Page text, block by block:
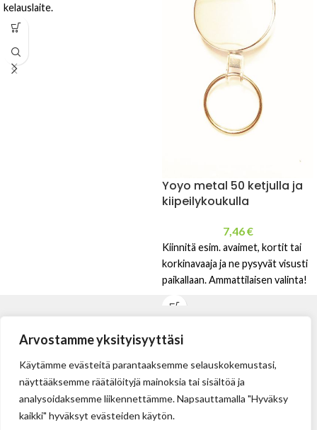
Arvostamme yksityisyyttäsi
Käytämme evästeitä parantaaksemme selauskokemustasi,
näyttääksemme räätälöityjä mainoksia tai sisältöä ja
analysoidaksemme liikennettämme. Napsauttamalla "Hyväksy
kaikki" hyväksyt evästeiden käytön.
kelauslaite.
Yoyo metal 50 ketjulla ja
kiipeilykoukulla
7,46€
Kiinnitä esim. avaimet, kortit tai
korkinavaaja ja ne pysyvät visusti
paikallaan. Ammattilaisen valinta!
Tehdas